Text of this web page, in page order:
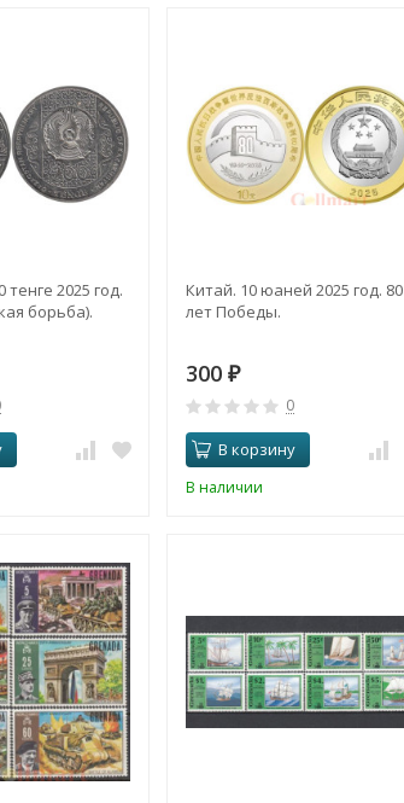
тенге 2025 год.
борьба).
Китай. 10 юаней 2025 год. 80
лет Победы.
300₽
0
В корзину
В наличии